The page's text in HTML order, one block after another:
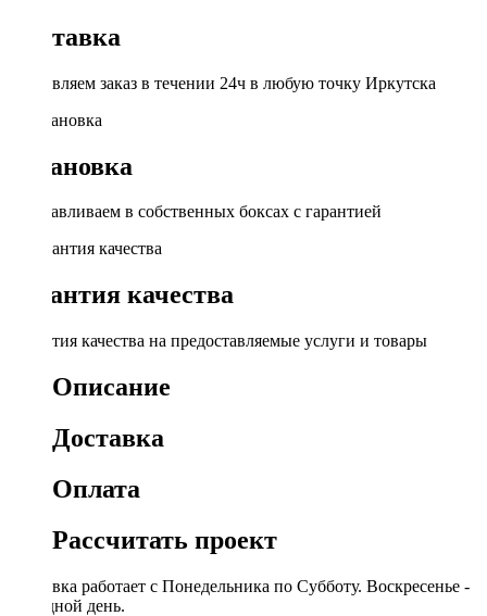
Доставка
Доставляем заказ в течении 24ч в любую точку Иркутска
Установка
Устанавливаем в собственных боксах с гарантией
Гарантия качества
Гарантия качества на предоставляемые услуги и товары
Описание
Доставка
Оплата
Рассчитать проект
Доставка работает с Понедельника по Субботу. Воскресенье -
выходной день.